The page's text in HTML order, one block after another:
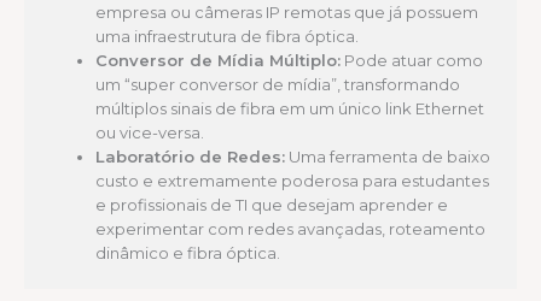
empresa ou câmeras IP remotas que já possuem
uma infraestrutura de fibra óptica.
Conversor de Mídia Múltiplo: Pode atuar como
um “super conversor de mídia”, transformando
múltiplos sinais de fibra em um único link Ethernet
ou vice-versa.
Laboratório de Redes: Uma ferramenta de baixo
custo e extremamente poderosa para estudantes
e profissionais de TI que desejam aprender e
experimentar com redes avançadas, roteamento
dinâmico e fibra óptica.